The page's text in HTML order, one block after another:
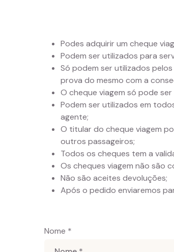
Podes adquirir um cheque
Podem ser utilizados para
Só podem ser utilizados
prova do mesmo com a
O cheque viagem só pode
Podem ser utilizados em
agente;
O titular do cheque viagem
outros passageiros;
Todos os cheques tem a
Os cheques viagem não são
Não são aceites devoluções;
Após o pedido enviaremos
Nome *